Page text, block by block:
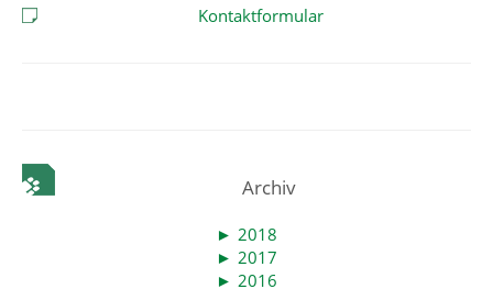
Kontaktformular
Archiv
► 2018
► 2017
► 2016